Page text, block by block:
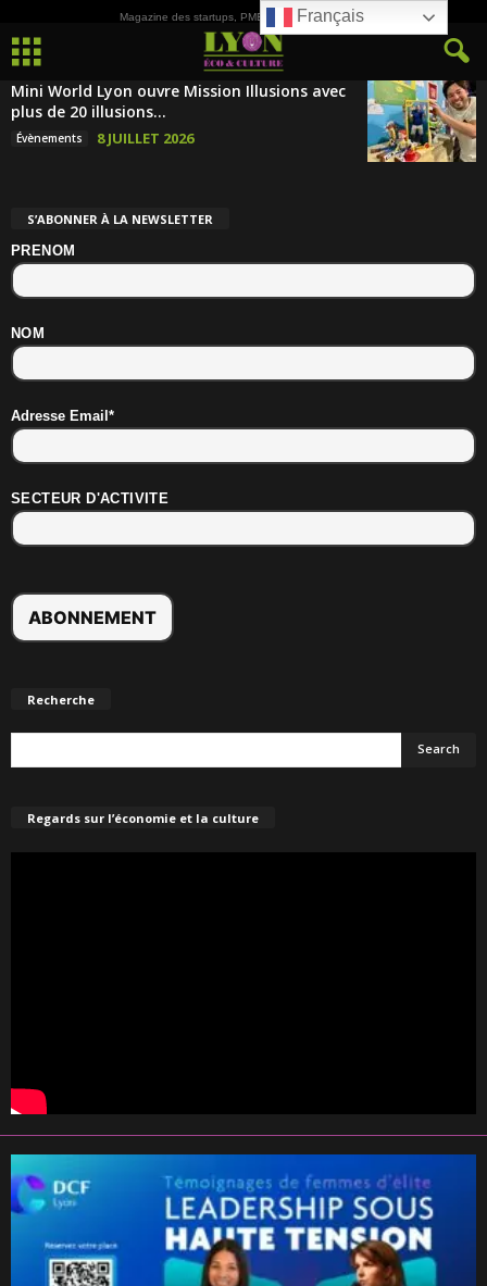
Magazine des startups, PME, ETI et de la Culture
Mini World Lyon ouvre Mission Illusions avec
plus de 20 illusions...
Évènements 8 JUILLET 2026
S’ABONNER À LA NEWSLETTER
PRENOM
NOM
Adresse Email*
SECTEUR D'ACTIVITE
Recherche
Regards sur l’économie et la culture
Français